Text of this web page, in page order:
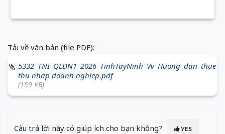
Tải về văn bản (file PDF):
5332 TNI QLDN1 2026 TinhTayNinh Vv Huong dan thue
thu nhap doanh nghiep.pdf
(159 KB)
Câu trả lời này có giúp ích cho bạn không?
YES